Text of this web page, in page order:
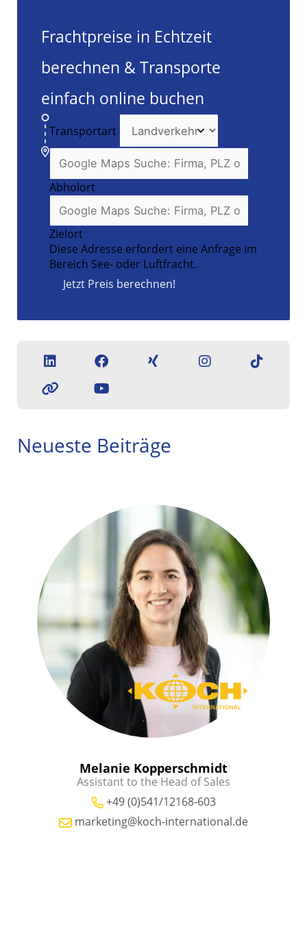
Frachtpreise in Echtzeit
berechnen & Transporte
einfach online buchen
Transportart
Abholort
Zielort
Diese Adresse erfordert eine Anfrage im
Bereich See- oder Luftfracht.
Jetzt Preis berechnen!
Neueste Beiträge
Melanie Kopperschmidt
Assistant to the Head of Sales
+49 (0)541/12168-603
marketing@koch-international.de